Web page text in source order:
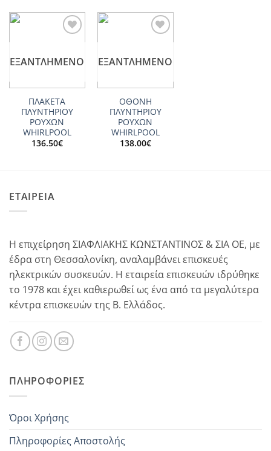
ΕΞΑΝΤΛΗΜΈΝΟ
ΠΛΑΚΕΤΑ
ΠΛΥΝΤΗΡΙΟΥ
ΡΟΥΧΩΝ
WHIRLPOOL
136.50€
ΕΞΑΝΤΛΗΜΈΝΟ
ΟΘΟΝΗ
ΠΛΥΝΤΗΡΙΟΥ
ΡΟΥΧΩΝ
WHIRLPOOL
138.00€
ΕΤΑΙΡΕΙΑ
Η επιχείρηση ΣΙΑΦΛΙΑΚΗΣ ΚΩΝΣΤΑΝΤΙΝΟΣ & ΣΙΑ ΟΕ, με
έδρα στη Θεσσαλονίκη, αναλαμβάνει επισκευές
ηλεκτρικών συσκευών. Η εταιρεία επισκευών ιδρύθηκε
το 1978 και έχει καθιερωθεί ως ένα από τα μεγαλύτερα
κέντρα επισκευών της Β. Ελλάδος.
ΠΛΗΡΟΦΟΡΊΕΣ
Όροι Χρήσης
Πληροφορίες Αποστολής